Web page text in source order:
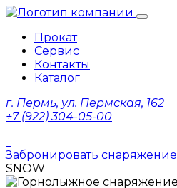
Прокат
Сервис
Контакты
Каталог
г. Пермь, ул. Пермская, 162
+7 (922) 304-05-00
Забронировать снаряжение
SNOW